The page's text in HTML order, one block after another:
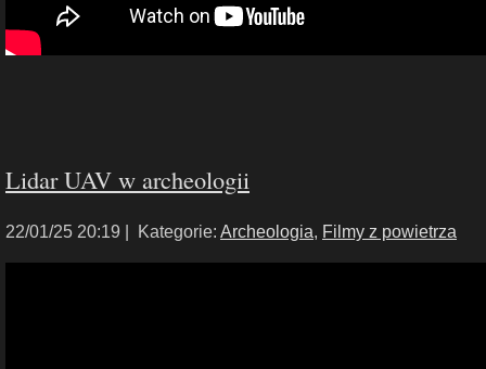
Lidar UAV w archeologii
22/01/25 20:19 | Kategorie: Archeologia, Filmy z powietrza